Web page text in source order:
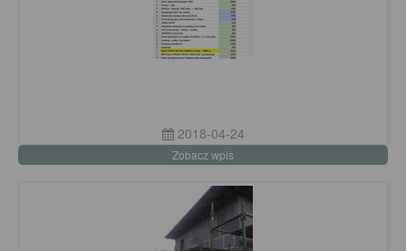
2018-04-24
Zobacz wpis